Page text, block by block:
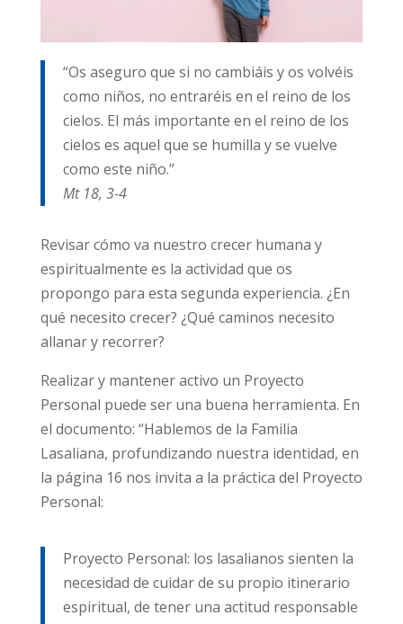
“Os aseguro que si no cambiáis y os volvéis
como niños, no entraréis en el reino de los
cielos. El más importante en el reino de los
cielos es aquel que se humilla y se vuelve
como este niño.”
Mt 18, 3-4
Revisar cómo va nuestro crecer humana y
espiritualmente es la actividad que os
propongo para esta segunda experiencia. ¿En
qué necesito crecer? ¿Qué caminos necesito
allanar y recorrer?
Realizar y mantener activo un Proyecto
Personal puede ser una buena herramienta. En
el documento: “Hablemos de la Familia
Lasaliana, profundizando nuestra identidad, en
la página 16 nos invita a la práctica del Proyecto
Personal:
Proyecto Personal: los lasalianos sienten la
necesidad de cuidar de su propio itinerario
espiritual, de tener una actitud responsable